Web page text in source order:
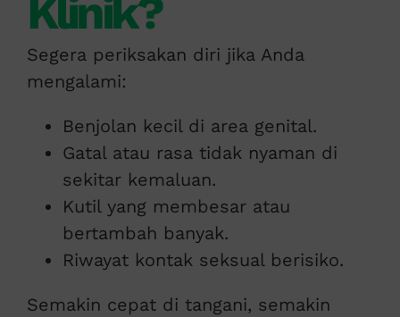
Klinik?
Segera periksakan diri jika Anda
mengalami:
Benjolan kecil di area genital.
Gatal atau rasa tidak nyaman di
sekitar kemaluan.
Kutil yang membesar atau
bertambah banyak.
Riwayat kontak seksual berisiko.
Semakin cepat di tangani, semakin